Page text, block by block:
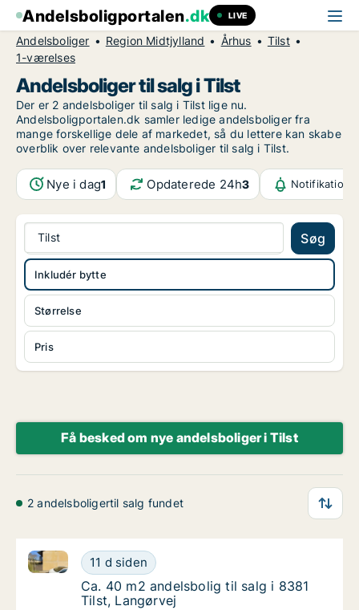
Andelsboligportalen.dk LIVE
Andelsboliger Region Midtjylland Århus
Tilst
1-værelses
Andelsboliger til salg i Tilst
Der er 2 andelsboliger til salg i Tilst lige nu.
Andelsboligportalen.dk samler ledige andelsboliger fra
mange forskellige dele af markedet, så du lettere kan skabe
overblik over relevante andelsboliger til salg i Tilst.
Nye i dag1 Opdaterede 24h3
Tilst Søg
Størrelse
Pris
Inkludér bytte
Få besked om nye andelsboliger i Tilst
2 andelsboligertil salg fundet
Ca. 40 m2 andelsbolig til salg i 8381 Tilst,
11 d siden
Ca. 40 m2 andelsbolig til salg i 8381 Tilst, Langørvej
Ca. 40 m2 andelsbolig til salg i 8381 Tilst,
Ca. 40 m2 andelsbolig til salg i 8381
Tilst, Langørvej